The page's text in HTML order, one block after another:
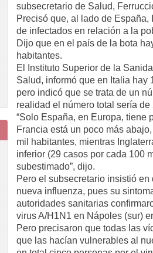
subsecretario de Salud,
Precisó que, al lado de
de infectados en relación a la
Dijo que en el país de la bota
habitantes.
El Instituto Superior de la
Salud, informó que en Italia hay
pero indicó que se trata de un
realidad el número total sería de
“Solo España, en Europa, tiene
Francia está un poco más
mil habitantes, mientras
inferior (29 casos por cada 100
subestimado”, dijo.
Pero el subsecretario insistió
nueva influenza, pues su
autoridades sanitarias
virus A/H1N1 en Nápoles (sur)
Pero precisaron que todas las
que las hacían vulnerables al